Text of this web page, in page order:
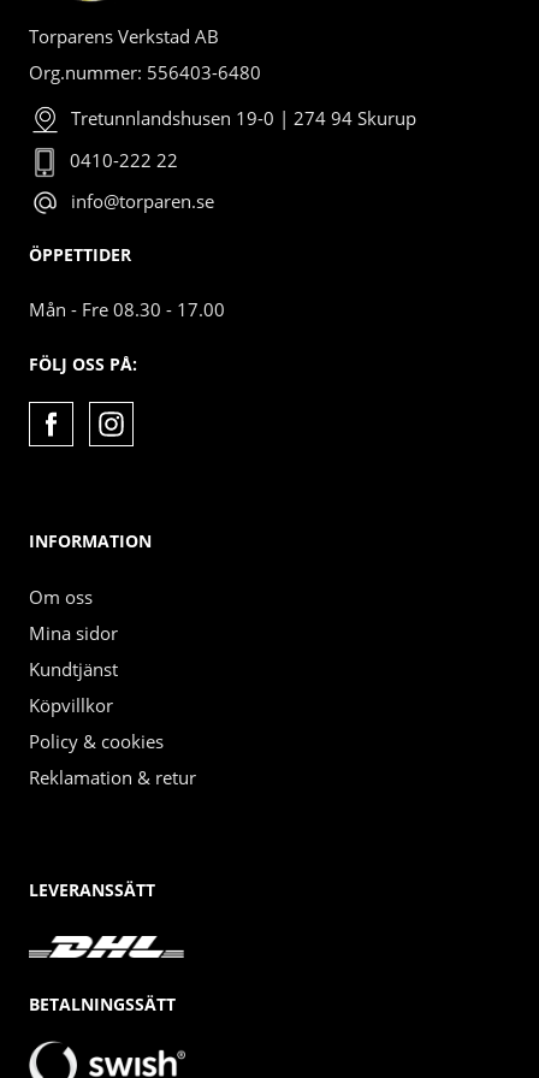
Torparens Verkstad AB
Org.nummer: 556403-6480
Tretunnlandshusen 19-0 | 274 94 Skurup
0410-222 22
info@torparen.se
ÖPPETTIDER
Mån - Fre 08.30 - 17.00
FÖLJ OSS PÅ:
INFORMATION
Om oss
Mina sidor
Kundtjänst
Köpvillkor
Policy & cookies
Reklamation & retur
LEVERANSSÄTT
BETALNINGSSÄTT